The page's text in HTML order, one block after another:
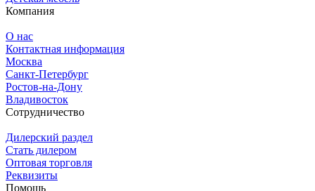
Компания
О нас
Контактная информация
Москва
Санкт-Петербург
Ростов-на-Дону
Владивосток
Сотрудничество
Дилерский раздел
Стать дилером
Оптовая торговля
Реквизиты
Помощь